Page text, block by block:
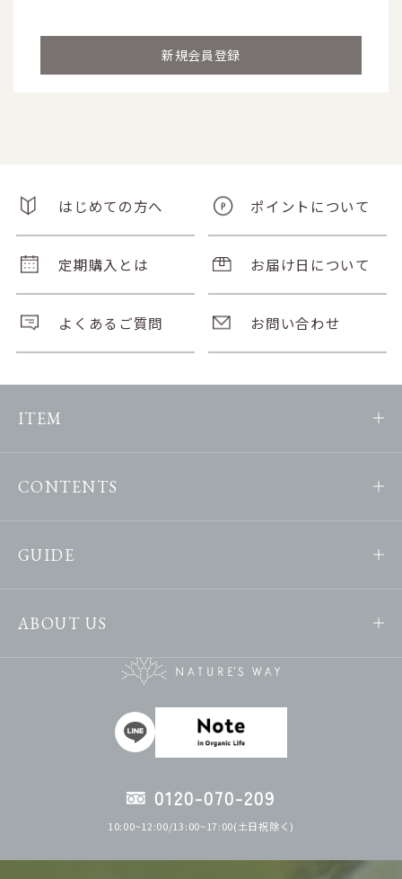
はじめての方へ ポイントについて
定期購入とは お届け日について
よくあるご質問 お問い合わせ
ITEM
CONTENTS
GUIDE
ABOUT US
0120-070-209
10:00~12:00/13:00~17:00(土日祝除く)